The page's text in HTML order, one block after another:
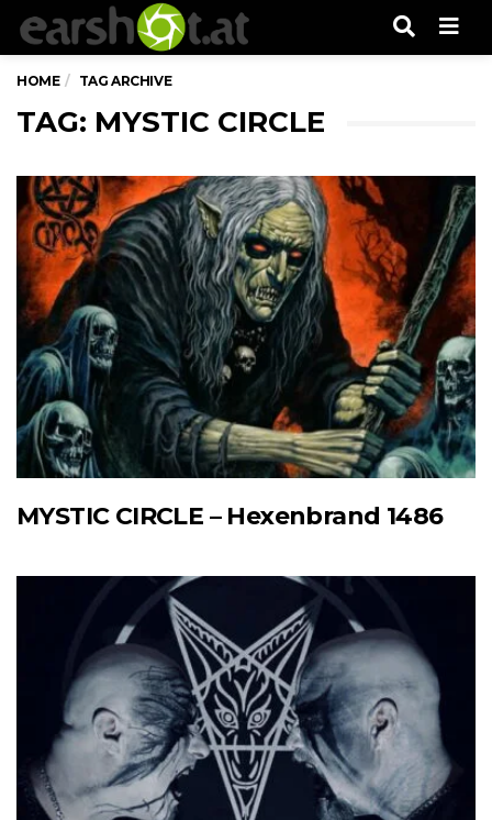
HOME TAG ARCHIVE
TAG: MYSTIC CIRCLE
MYSTIC CIRCLE – Hexenbrand 1486